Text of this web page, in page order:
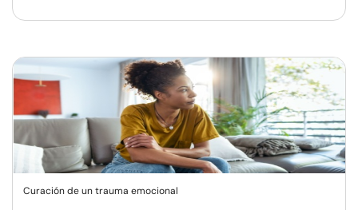
Curación de un trauma emocional